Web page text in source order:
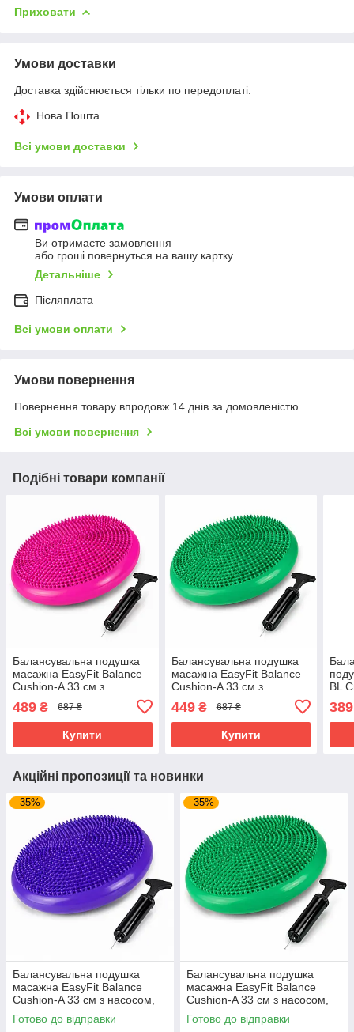
Приховати
Умови доставки
Доставка здійснюється тільки по передоплаті.
Нова Пошта
Всі умови доставки
Умови оплати
Ви отримаєте замовлення
або гроші повернуться на вашу картку
Детальніше
Післяплата
Всі умови оплати
Умови повернення
Повернення товару впродовж 14 днів за домовленістю
Всі умови повернення
Подібні товари компанії
Балансувальна подушка
масажна EasyFit Balance
Cushion-A 33 см з
постави до 120 кг Рожевий
(EF-1840s-P)
489 ₴ 687 ₴
Купити
Балансувальна подушка
масажна EasyFit Balance
Cushion-A 33 см з
насосом, реабілітації та
постави до 120 кг Зелений
(EF-1840s-GN)
449₴ 687 ₴
Купити
BL
389
Акційні пропозиції та новинки
–35%
Балансувальна подушка
масажна EasyFit Balance
Cushion-A 33 см з насосом,
реабілітації та постави до
120 кг Фіолетовий (EF-1840s-
Готово до відправки
–35%
Балансувальна подушка
масажна EasyFit Balance
Cushion-A 33 см з насосом,
реабілітації та постави до
120 кг Зелений (EF-1840s-
Готово до відправки